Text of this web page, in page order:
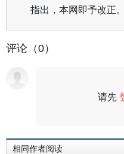
指出，本网即予改正。
评论（0）
请先
相同作者阅读